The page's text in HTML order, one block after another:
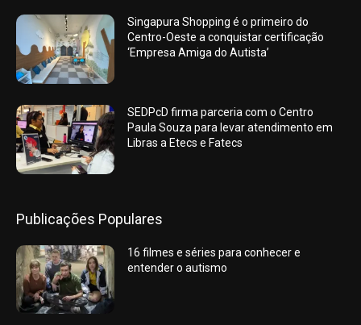
Singapura Shopping é o primeiro do
Centro-Oeste a conquistar certificação
‘Empresa Amiga do Autista’
SEDPcD firma parceria com o Centro
Paula Souza para levar atendimento em
Libras a Etecs e Fatecs
Publicações Populares
16 filmes e séries para conhecer e
entender o autismo